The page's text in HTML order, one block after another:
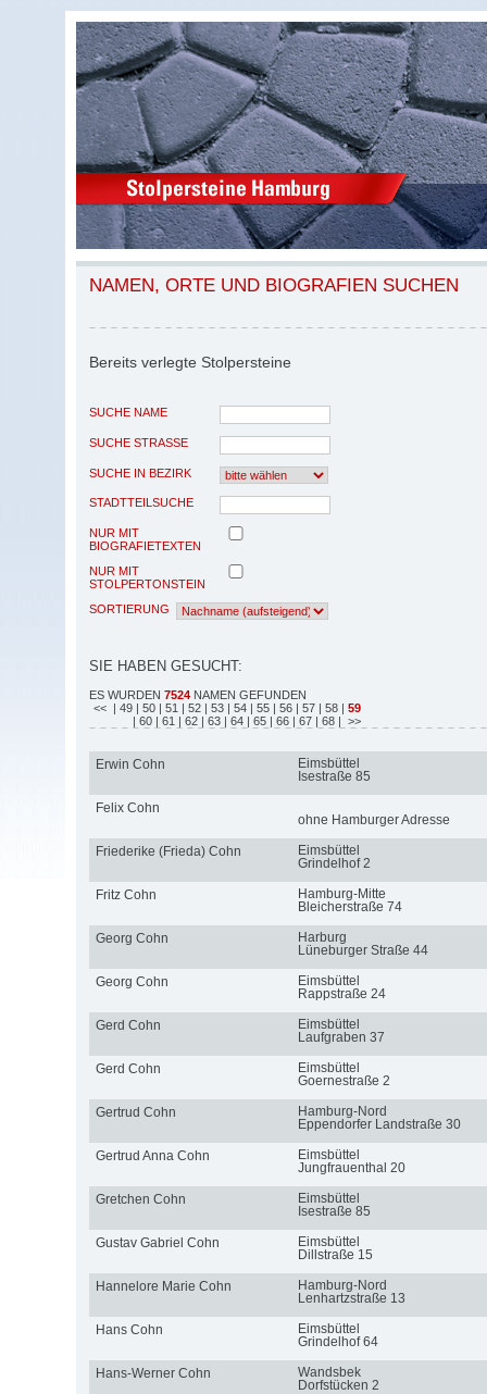
NAMEN, ORTE UND BIOGRAFIEN SUCHEN
Bereits verlegte Stolpersteine
SUCHE NAME
SUCHE STRASSE
SUCHE IN BEZIRK
STADTTEILSUCHE
NUR MIT
BIOGRAFIETEXTEN
NUR MIT
STOLPERTONSTEIN
SORTIERUNG
SIE HABEN GESUCHT:
ES WURDEN 7524 NAMEN GEFUNDEN
<< | 49 | 50 | 51 | 52 | 53 | 54 | 55 | 56 | 57 | 58 | 59
| 60 | 61 | 62 | 63 | 64 | 65 | 66 | 67 | 68 | >>
Erwin Cohn
Eimsbüttel
Isestraße 85
Felix Cohn
ohne Hamburger Adresse
Friederike (Frieda) Cohn
Eimsbüttel
Grindelhof 2
Fritz Cohn
Hamburg-Mitte
Bleicherstraße 74
Georg Cohn
Harburg
Lüneburger Straße 44
Georg Cohn
Eimsbüttel
Rappstraße 24
Gerd Cohn
Eimsbüttel
Laufgraben 37
Gerd Cohn
Eimsbüttel
Goernestraße 2
Gertrud Cohn
Hamburg-Nord
Eppendorfer Landstraße 30
Gertrud Anna Cohn
Eimsbüttel
Jungfrauenthal 20
Gretchen Cohn
Eimsbüttel
Isestraße 85
Gustav Gabriel Cohn
Eimsbüttel
Dillstraße 15
Hannelore Marie Cohn
Hamburg-Nord
Lenhartzstraße 13
Hans Cohn
Eimsbüttel
Grindelhof 64
Hans-Werner Cohn
Wandsbek
Dorfstücken 2